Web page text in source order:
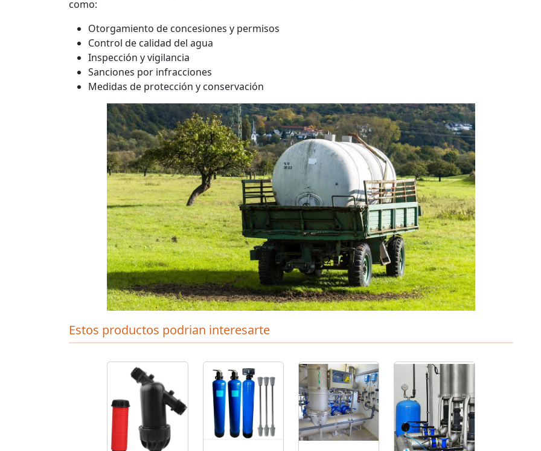
como:
Otorgamiento de concesiones y permisos
Control de calidad del agua
Inspección y vigilancia
Sanciones por infracciones
Medidas de protección y conservación
Estos productos podrian interesarte